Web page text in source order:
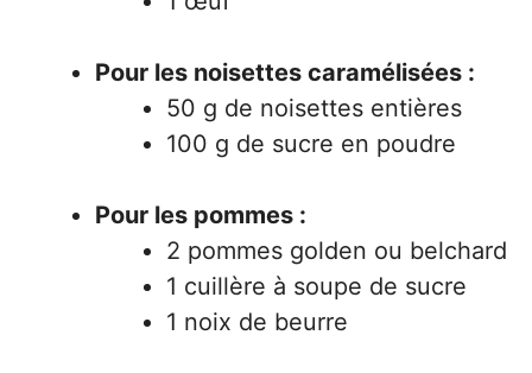
Pour les noisettes caramélisées :
50 g de noisettes entières
100 g de sucre en poudre
Pour les pommes :
2 pommes golden ou belchard
1 cuillère à soupe de sucre
1 noix de beurre